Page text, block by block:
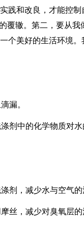
践和改良，才能控
覆辙。第二，要从
个美好的生活环境。
漏。
剂中的化学物质对水
剂，减少水与空气的
丝，减少对臭氧层的